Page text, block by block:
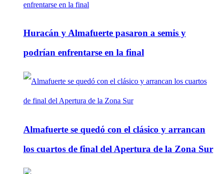
Huracán y Almafuerte pasaron a semis y
podrían enfrentarse en la final
Almafuerte se quedó con el clásico y arrancan
los cuartos de final del Apertura de la Zona Sur